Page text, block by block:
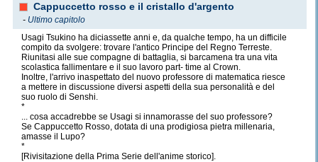
Cappuccetto rosso e il cristallo d'argento
- Ultimo capitolo
Usagi Tsukino ha diciassette anni e, da qualche tempo, ha un difficile
compito da svolgere: trovare l'antico Principe del Regno Terreste.
Riunitasi alle sue compagne di battaglia, si barcamena tra una vita
scolastica fallimentare e il suo lavoro part- time al Crown.
Inoltre, l'arrivo inaspettato del nuovo professore di matematica riesce
a mettere in discussione diversi aspetti della sua personalità e del
suo ruolo di Senshi.
*
... cosa accadrebbe se Usagi si innamorasse del suo professore?
Se Cappuccetto Rosso, dotata di una prodigiosa pietra millenaria,
amasse il Lupo?
*
[Rivisitazione della Prima Serie dell'anime storico].